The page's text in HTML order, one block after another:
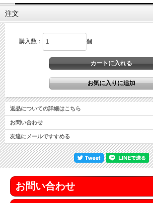
注文
購入数： 個
返品についての詳細はこちら
お問い合わせ
友達にメールですすめる
お問い合わせ